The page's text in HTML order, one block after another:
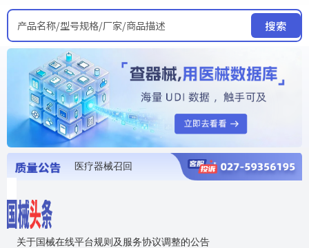
产品名称/型号规格/厂家/商品描述 搜索
医疗器械召回
关于国械在线平台规则及服务协议调整的公告